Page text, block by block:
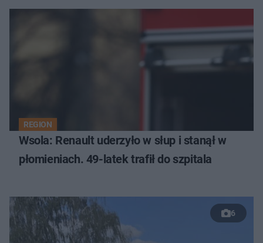
REGION
Wsola: Renault uderzyło w słup i stanął w
płomieniach. 49-latek trafił do szpitala
6